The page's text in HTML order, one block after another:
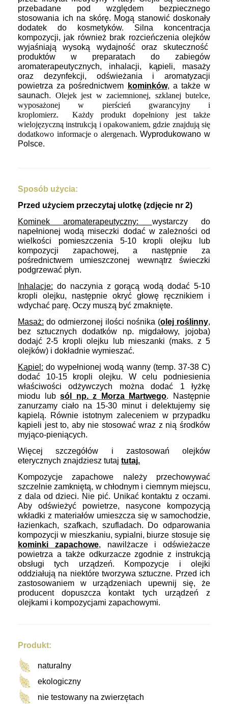
przebadane pod względem bezpiecznego
stosowania ich na skórę. Mogą stanowić doskonały
dodatek do kosmetyków. Silna koncentracja
kompozycji, jak również brak rozcieńczenia olejków
wyjaśniają wysoką wydajność oraz skuteczność
produktów w preparatach do zabiegów
aromaterapeutycznych, inhalacji, kąpieli, masaży
oraz dezynfekcji, odświeżania i aromatyzacji
powietrza za pośrednictwem
kominków, a także w
saunach. Olejek jest w zaciemnionej, szklanej butelce,
wyposażonej w pierścień gwarancyjny i
kroplomierz. Każdy produkt dopełniony jest także
wielojęzyczną instrukcją i opakowaniem, gdzie znajdują się
dodatkowo informacje o alergenach. Wyprodukowano w
Polsce.
Sposób użycia:
Przed użyciem przeczytaj ulotkę (zdjęcie nr 2)
Kominek
aromaterapeutyczny: wystarczy do
napełnionej wodą miseczki dodać w zależności od
wielkości pomieszczenia 5-10 kropli olejku lub
kompozycji zapachowej, a następnie za
pośrednictwem umieszczonej wewnątrz świeczki
podgrzewać płyn.
Inhalacje: do naczynia z gorącą wodą dodać 5-10
kropli olejku, następnie okryć głowę ręcznikiem i
wdychać parę. Oczy muszą być zmaknięte.
Masaż: do odmierzonej ilości nośnika (olej roślinny,
bez sztucznych dodatków np. migdałowy, jojoba)
dodajć 2-5 kropli olejku lub mieszanki (maks. z 5
olejków) i dokładnie wymieszać.
Kąpiel: do wypełnionej wodą wanny (temp. 37-38 C)
dodać 10-15 kropli olejku. W celu podniesienia
właściwości odżywczych można dodać 1 łyżkę
miodu lubsól np. z Morza Martwego. Następnie
zanurzamy ciało na 15-30 minut i delektujemy się
kąpielą. Równie istotnym zaleceniem w przypadku
kąpieli jest to, aby nie stosować wraz z nią środków
myjąco-pieniących.
Więcej szczegółów i zastosowań olejków
eterycznych znajdziesz tutaj tutaj.
Kompozycje zapachowe należy przechowywać
szczelnie zamkniętą, w chłodnym i ciemnym miejscu,
z dala od dzieci. Nie pić. Unikać kontaktu z oczami.
Aby odświeżyć powietrze, nasycone kompozycją
wkładki z materiałów umieszcza się w samochodzie,
łazienkach, szafkach, szufladach. Do odparowania
kompozycji w mieszkaniu, sypialni, biurze stosuje się
kominki zapachowe, nawilżacze i odświeżacze
powietrza a także odkurzacze zgodnie z instrukcją
obsługi tych urządzeń. Kompozycje i olejki
oddziałują na niektóre tworzywa sztuczne. Przed ich
zastosowaniem w urządzeniach upewnij się, że
producent dopuszcza kontakt tych urządzeń z
olejkami i kompozycjami zapachowymi.
Produkt:
naturalny
ekologiczny
nie testowany na zwierzętach